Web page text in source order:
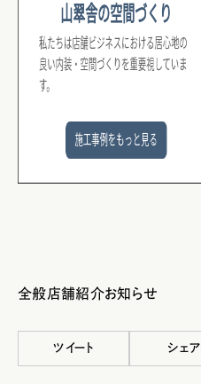
全般店舗紹介お知らせ
ツイート シェア